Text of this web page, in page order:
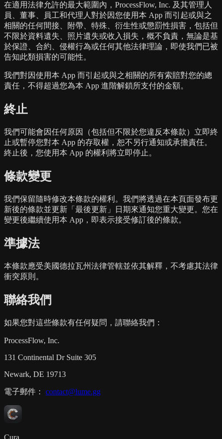
在適用法律允許的最大範圍內，ProcessFlow, Inc. 及其管理人
員、董事、員工和代理人對於因您使用本 App 而引起或與之
相關的任何間接、附帶、特殊、衍生性或懲罰性損害，包括但
不限於資料遺失、照片遺失或收入損失，概不負責，無論是基
於保證、合約、侵權行為或任何其他法律理論，即使我們已被
告知此類損害的可能性。
我們對因使用本 App 而引起或與之相關的所有索賠對您的總
責任，不得超過您為本 App 進階解鎖所支付的金額。
終止
我們可能會因任何原因（包括但不限於您違反本條款）立即終
止或暫停您對本 App 的存取權，恕不另行通知或承擔責任。
終止後，您使用本 App 的權利將立即停止。
條款變更
我們保留隨時修改本條款的權利。我們將透過在本頁面發布更
新後的條款並更新「最後更新」日期來通知您重大變更。您在
變更後繼續使用本 App，即表示接受修訂後的條款。
準據法
本條款應受美國德拉瓦州法律管轄並依其解釋，不考慮其法律
衝突原則。
聯絡我們
如果您對這些條款有任何疑問，請聯絡我們：
ProcessFlow, Inc.
131 Continental Dr Suite 305
Newark, DE 19713
電子郵件： contact@lume.gg
Cura